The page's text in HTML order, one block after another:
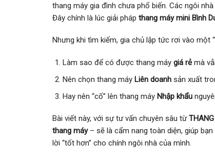
thang máy gia đình chưa phổ biến. Các ngôi
Đây chính là lúc giải pháp thang máy mini Bình
Nhưng khi tìm kiếm, gia chủ lập tức rơi vào một
Làm sao để có được thang máy giá rẻmà
Nên chọn thang máy Liên doanhsản xuất
Hay nên “cố” lên thang máy Nhập khẩu
Bài viết này, với sự tư vấn chuyên sâu từ
thang máy– sẽ là cẩm nang toàn diện, giúp
lời “tốt hơn” cho chính ngôi nhà của mình.